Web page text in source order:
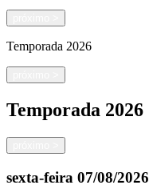
Temporada 2026
Temporada 2026
sexta-feira 07/08/2026